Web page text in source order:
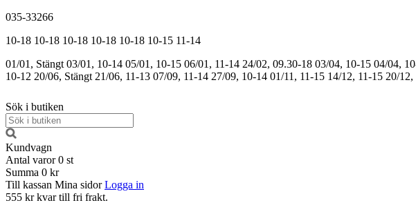
035-33266
10-18 10-18 10-18 10-18 10-18 10-15 11-14
01/01, Stängt 03/01, 10-14 05/01, 10-15 06/01, 11-14 24/02, 09.30-18 03/04, 10-15 04/04,
10-12 20/06, Stängt 21/06, 11-13 07/09, 11-14 27/09, 10-14 01/11, 11-15 14/12, 11-15 20/12,
Sök i butiken
Kundvagn
Antal varor 0 st
Summa 0 kr
Till kassan Mina sidor Logga in
555 kr kvar till fri frakt.